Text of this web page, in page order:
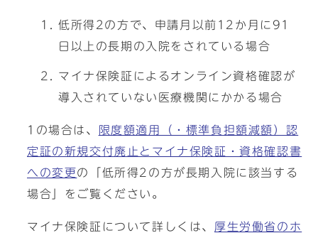
低所得2の方で、申請月以前12か月に91
日以上の長期の入院をされている場合
マイナ保険証によるオンライン資格確認が
導入されていない医療機関にかかる場合
1の場合は、
限度額適用（・標準負担額減額）認
定証の新規交付廃止とマイナ保険証・資格確認書
への変更の「低所得2の方が長期入院に該当する
場合」をご覧ください。
マイナ保険証について詳しくは、 厚生労働省のホ